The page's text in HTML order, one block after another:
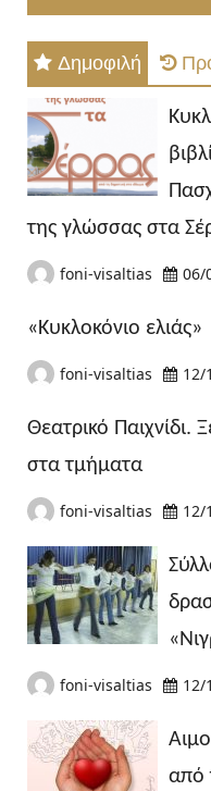
Δημοφιλή
της γλώσσας στα
foni-visaltias 06/
«Κυκλοκόνιο ελιάς»
foni-visaltias 12/
Θεατρικό Παιχνίδι.
στα τμήματα
foni-visaltias 12/
foni-visaltias 12/
από